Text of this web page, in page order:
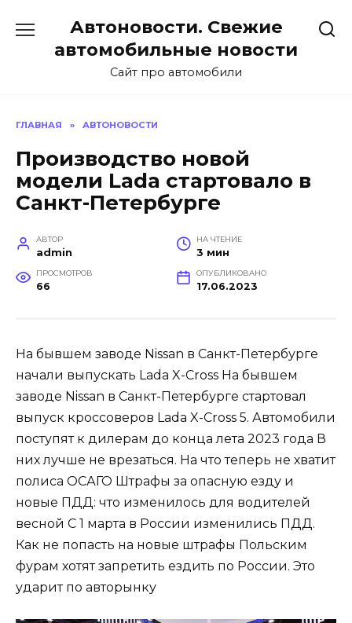
содержанию
Автоновости. Свежие
автомобильные новости
Сайт про автомобили
ГЛАВНАЯ » АВТОНОВОСТИ
Производство новой
модели Lada стартовало в
Санкт-Петербурге
АВТОР
admin
НА ЧТЕНИЕ
3 мин
ПРОСМОТРОВ
66
ОПУБЛИКОВАНО
17.06.2023
На бывшем заводе Nissan в Санкт-Петербурге
начали выпускать Lada X-Cross На бывшем
заводе Nissan в Санкт-Петербурге стартовал
выпуск кроссоверов Lada X-Cross 5. Автомобили
поступят к дилерам до конца лета 2023 года В
них лучше не врезаться. На что теперь не хватит
полиса ОСАГО Штрафы за опасную езду и
новые ПДД: что изменилось для водителей
весной С 1 марта в России изменились ПДД.
Как не попасть на новые штрафы Польским
фурам хотят запретить ездить по России. Это
ударит по авторынку